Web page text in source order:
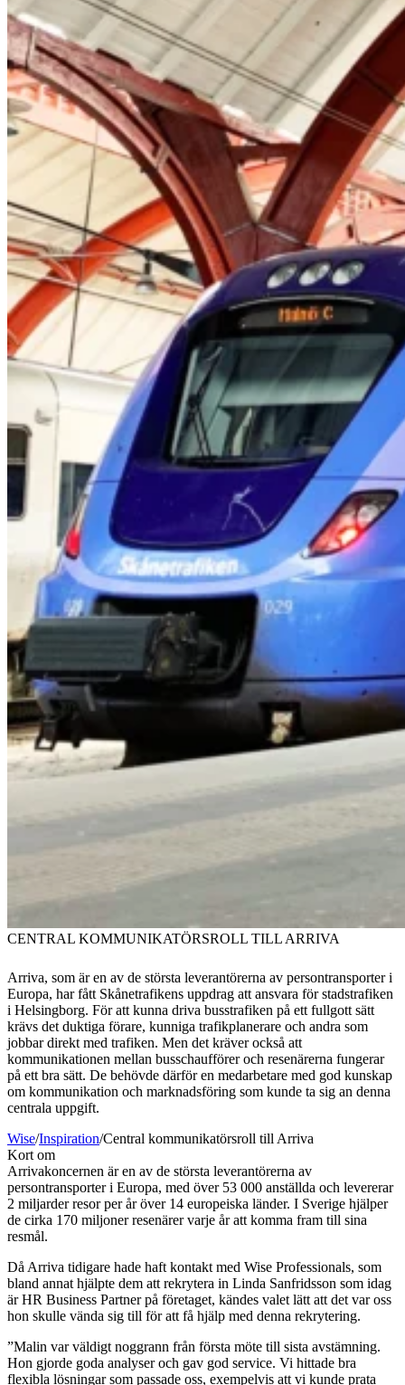
CENTRAL KOMMUNIKATÖRSROLL TILL ARRIVA
Arriva, som är en av de största leverantörerna av persontransporter i
Europa, har fått Skånetrafikens uppdrag att ansvara för stadstrafiken
i Helsingborg. För att kunna driva busstrafiken på ett fullgott sätt
krävs det duktiga förare, kunniga trafikplanerare och andra som
jobbar direkt med trafiken. Men det kräver också att
kommunikationen mellan busschaufförer och resenärerna fungerar
på ett bra sätt. De behövde därför en medarbetare med god kunskap
om kommunikation och marknadsföring som kunde ta sig an denna
centrala uppgift.
Wise/Inspiration/Central kommunikatörsroll till Arriva
Kort om
Arrivakoncernen är en av de största leverantörerna av
persontransporter i Europa, med över 53 000 anställda och levererar
2 miljarder resor per år över 14 europeiska länder. I Sverige hjälper
de cirka 170 miljoner resenärer varje år att komma fram till sina
resmål.
Då Arriva tidigare hade haft kontakt med Wise Professionals, som
bland annat hjälpte dem att rekrytera in Linda Sanfridsson som idag
är HR Business Partner på företaget, kändes valet lätt att det var oss
hon skulle vända sig till för att få hjälp med denna rekrytering.
”Malin var väldigt noggrann från första möte till sista avstämning.
Hon gjorde goda analyser och gav god service. Vi hittade bra
flexibla lösningar som passade oss, exempelvis att vi kunde prata